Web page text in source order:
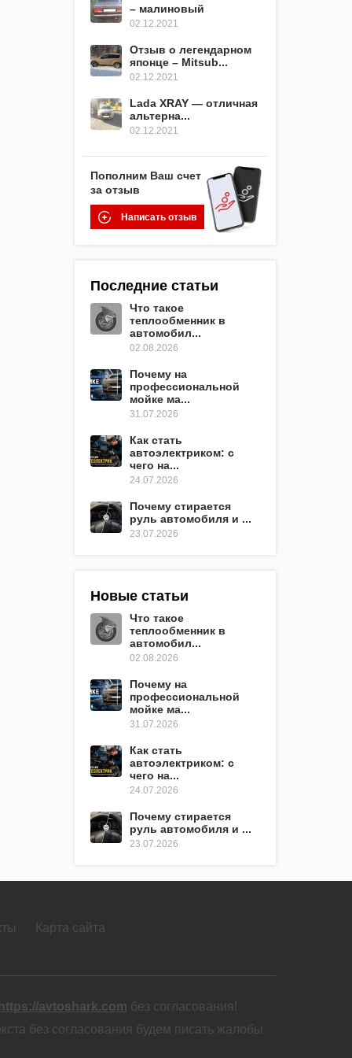
– малиновый
02.12.2021
Отзыв о легендарном
японце – Mitsub...
02.12.2021
Lada XRAY — отличная
альтерна...
02.12.2021
Пополним Ваш счет
за отзыв
Написать отзыв
Последние статьи
Что такое
теплообменник в
автомобил...
02.08.2026
Почему на
профессиональной
мойке ма...
31.07.2026
Как стать
автоэлектриком: с
чего на...
24.07.2026
Почему стирается
руль автомобиля и ...
23.07.2026
Новые статьи
Что такое
теплообменник в
автомобил...
02.08.2026
Почему на
профессиональной
мойке ма...
31.07.2026
Как стать
автоэлектриком: с
чего на...
24.07.2026
Почему стирается
руль автомобиля и ...
23.07.2026
Карта сайта
https://avtoshark.com без согласования!
без согласования будем писать жалобы